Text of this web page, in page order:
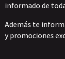
informado de
Además te
y promociones